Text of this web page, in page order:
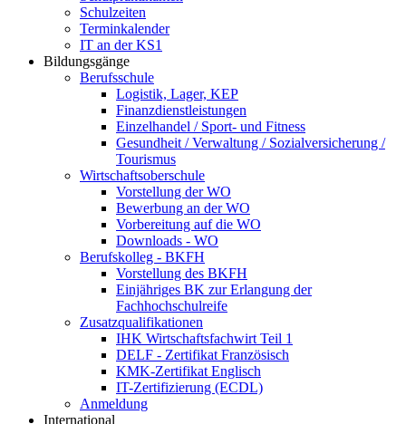
Schulzeiten
Terminkalender
IT an der KS1
Bildungsgänge
Berufsschule
Logistik, Lager, KEP
Finanzdienstleistungen
Einzelhandel / Sport- und Fitness
Gesundheit / Verwaltung / Sozialversicherung /
Tourismus
Wirtschaftsoberschule
Vorstellung der WO
Bewerbung an der WO
Vorbereitung auf die WO
Downloads - WO
Berufskolleg - BKFH
Vorstellung des BKFH
Einjähriges BK zur Erlangung der
Fachhochschulreife
Zusatzqualifikationen
IHK Wirtschaftsfachwirt Teil 1
DELF - Zertifikat Französisch
KMK-Zertifikat Englisch
IT-Zertifizierung (ECDL)
Anmeldung
International